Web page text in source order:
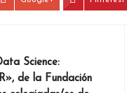
Science:
de la Fundación